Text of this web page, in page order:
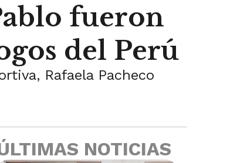
fueron
del Perú
Rafaela Pacheco
NOTICIAS